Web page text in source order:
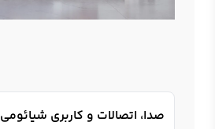
صدا، اتصالات و کاربری شیائومی